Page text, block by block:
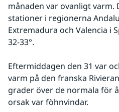
månaden var ovanligt varm.
stationer i regionerna
Extremadura och Valencia i
32-33°.
Eftermiddagen den 31 var
varm på den franska
grader över de normala för
orsak var föhnvindar.